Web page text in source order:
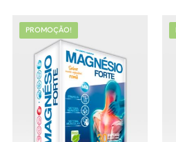
PROMOÇÃO!